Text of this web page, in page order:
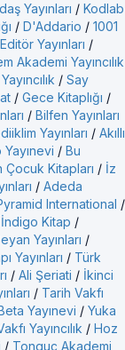
Yayınları / Kodlab
/ D'Addario / 1001
Editör Yayınları /
Akademi Yayıncılık
/ Say
/ Gece Kitaplığı /
/ Bilfen Yayınları
Yayınları / Akıllı
/ Bu
Çocuk Kitapları / İz
/ Adeda
International /
İndigo Kitap /
Yayınları /
Yayınları / Türk
/ Ali Şeriati / İkinci
/ Tarih Vakfı
Yayınevi / Yuka
Yayıncılık / Hoz
/ Tonguç Akademi